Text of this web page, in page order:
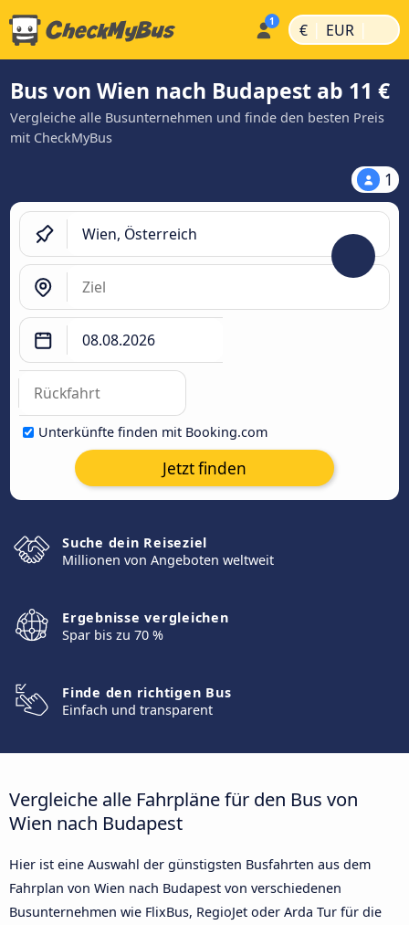
€ | EUR |
Bus von Wien nach Budapest ab 11 €
Vergleiche alle Busunternehmen und finde den besten Preis
mit CheckMyBus
1
Unterkünfte finden mit Booking.com
Jetzt finden
Suche dein Reiseziel
Millionen von Angeboten weltweit
Ergebnisse vergleichen
Spar bis zu 70 %
Finde den richtigen Bus
Einfach und transparent
Vergleiche alle Fahrpläne für den Bus von
Wien nach Budapest
Hier ist eine Auswahl der günstigsten Busfahrten aus dem
Fahrplan von Wien nach Budapest von verschiedenen
Busunternehmen wie FlixBus, RegioJet oder Arda Tur für die